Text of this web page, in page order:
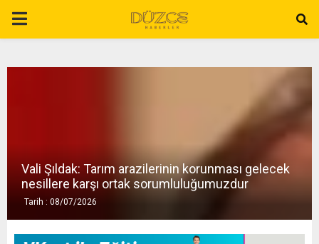
P
AVali Şıldak: Tarım arazilerinin korunması gelecek
nesillere karşı ortak sorumluluğumuzdur
Tarih : 08/07/2026